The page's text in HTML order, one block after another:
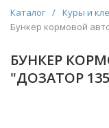
Каталог / Куры и
Бункер кормовой
БУНКЕР
"ДОЗАТОР